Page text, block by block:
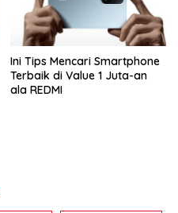
Ini Tips Mencari Smartphone
Terbaik di Value 1 Juta-an
ala REDMI